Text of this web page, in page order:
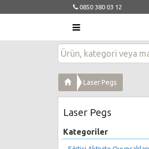
0850 380 03 12
Laser Pegs
Laser Pegs
Kategoriler